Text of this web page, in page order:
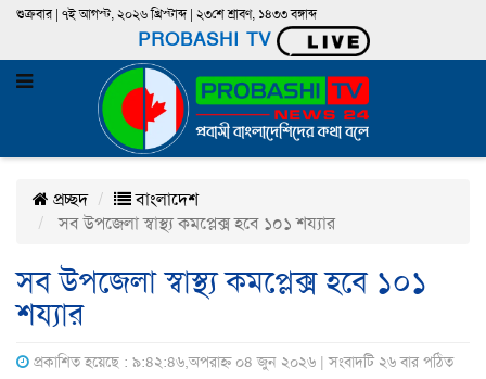
শুক্রবার | ৭ই আগস্ট, ২০২৬ খ্রিস্টাব্দ | ২৩শে শ্রাবণ, ১৪৩৩ বঙ্গাব্দ
PROBASHI TV
প্রচ্ছদ
বাংলাদেশ
সব উপজেলা স্বাস্থ্য কমপ্লেক্স হবে ১০১ শয্যার
সব উপজেলা স্বাস্থ্য কমপ্লেক্স হবে ১০১
শয্যার
প্রকাশিত হয়েছে : ৯:৪২:৪৬,অপরাহ্ন ০৪ জুন ২০২৬ | সংবাদটি ২৬ বার পঠিত